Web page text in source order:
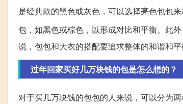
是经典款的黑色或灰色，可以选择亮色包包
包，如黑色或棕色，以形成对比和平衡。此
说，包包和大衣的搭配要追求整体的和谐和平
过年回家买好几万块钱的包是怎么想的？
对于买几万块钱的包包的人来说，可以分为